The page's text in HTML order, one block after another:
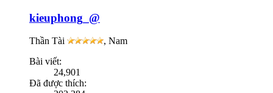
kieuphong_@
Thần Tài
, Nam
Bài viết:
24,901
Đã được thích: